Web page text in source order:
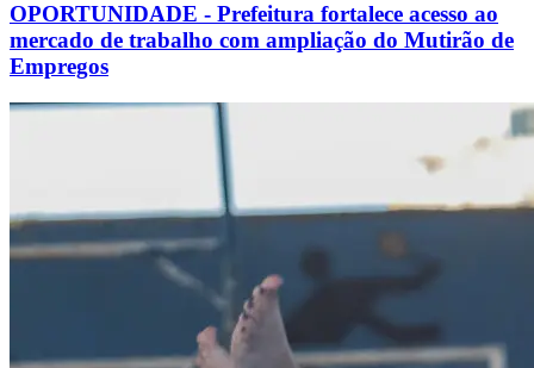
OPORTUNIDADE - Prefeitura fortalece acesso ao
mercado de trabalho com ampliação do Mutirão de
Empregos